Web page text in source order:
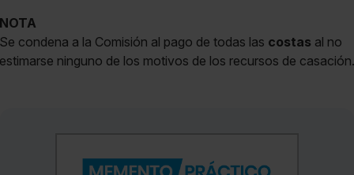
NOTA
Se condena a la Comisión al pago de todas las costas al no
estimarse ninguno de los motivos de los recursos de casación.